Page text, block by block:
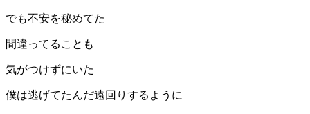
でも不安を秘めてた
間違ってることも
気がつけずにいた
僕は逃げてたんだ遠回りするように